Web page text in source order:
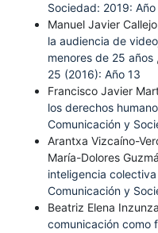
Sociedad: 2019: Año
Manuel Javier
la audiencia de
menores de 25 años ,
25 (2016): Año 13
Francisco Javier
los derechos
Comunicación y
Arantxa Vizcaíno-
María-Dolores
inteligencia
Comunicación y
Beatriz Elena
comunicación como